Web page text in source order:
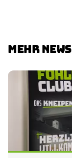
MEHR NEWS